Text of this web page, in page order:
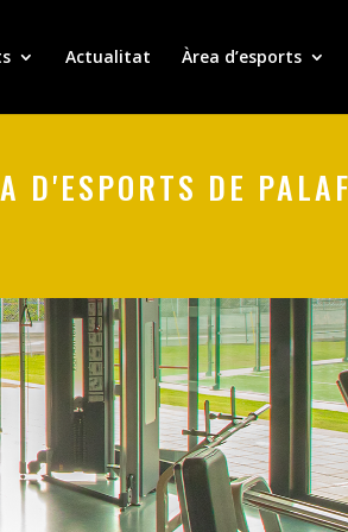
Actualitat Àrea d’esports
D'ESPORTS DE